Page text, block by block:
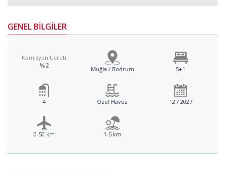
GENEL BİLGİLER
Komisyon Ücreti
%2 Muğla / Bodrum 5+1
4 Özel Havuz 12 / 2027
0-50 km 1-5 km